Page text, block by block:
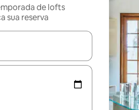
de lofts
sua reserva
disponíveis, explore-os usando